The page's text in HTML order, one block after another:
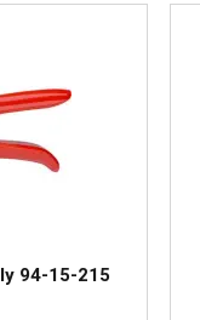
94-15-215